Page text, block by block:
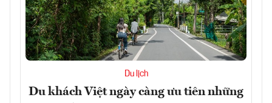
Du lịch
Du khách Việt ngày càng ưu tiên những